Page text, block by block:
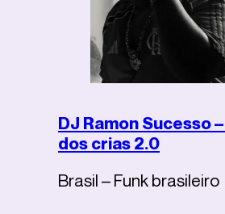
DJ Ramon Sucesso
dos crias 2.0
Brasil – Funk brasileiro